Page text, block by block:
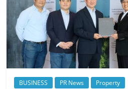
BUSINESS PR News Property